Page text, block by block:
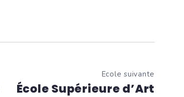
Ecole suivante
École Supérieure d’Art